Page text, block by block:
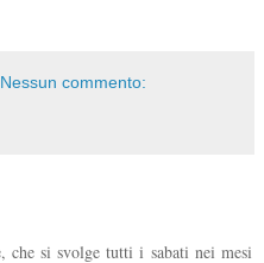
Nessun commento:
che si svolge tutti i sabati nei mesi